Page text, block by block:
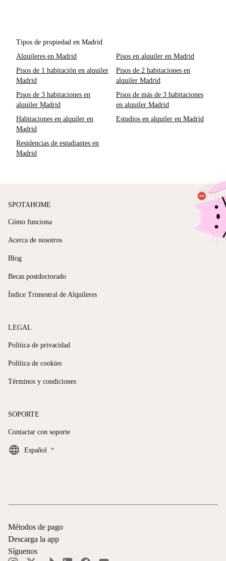
Tipos de propiedad en Madrid
Alquileres en Madrid
Pisos en alquiler en Madrid
Pisos de 1 habitación en alquiler
Madrid
Pisos de 2 habitaciones en
alquiler Madrid
Pisos de 3 habitaciones en
alquiler Madrid
Pisos de más de 3 habitaciones
en alquiler Madrid
Habitaciones en alquiler en
Madrid
Estudios en alquiler en Madrid
Residencias de estudiantes en
Madrid
SPOTAHOME
Cómo funciona
Acerca de nosotros
Blog
Becas postdoctorado
Índice Trimestral de Alquileres
LEGAL
Política de privacidad
Política de cookies
Términos y condiciones
SOPORTE
Contactar con soporte
Español keyboard_arrow_down
Métodos de pago
Descarga la app
Síguenos